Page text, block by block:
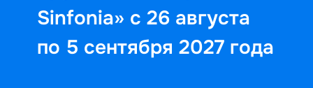
Sinfonia» с 26 августа
по 5 сентября 2027 года